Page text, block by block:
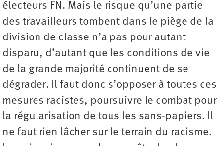
électeurs FN. Mais le risque qu’une partie
des travailleurs tombent dans le piège de la
division de classe n’a pas pour autant
disparu, d’autant que les conditions de vie
de la grande majorité continuent de se
dégrader. Il faut donc s’opposer à toutes ces
mesures racistes, poursuivre le combat pour
la régularisation de tous les sans-papiers. Il
ne faut rien lâcher sur le terrain du racisme.